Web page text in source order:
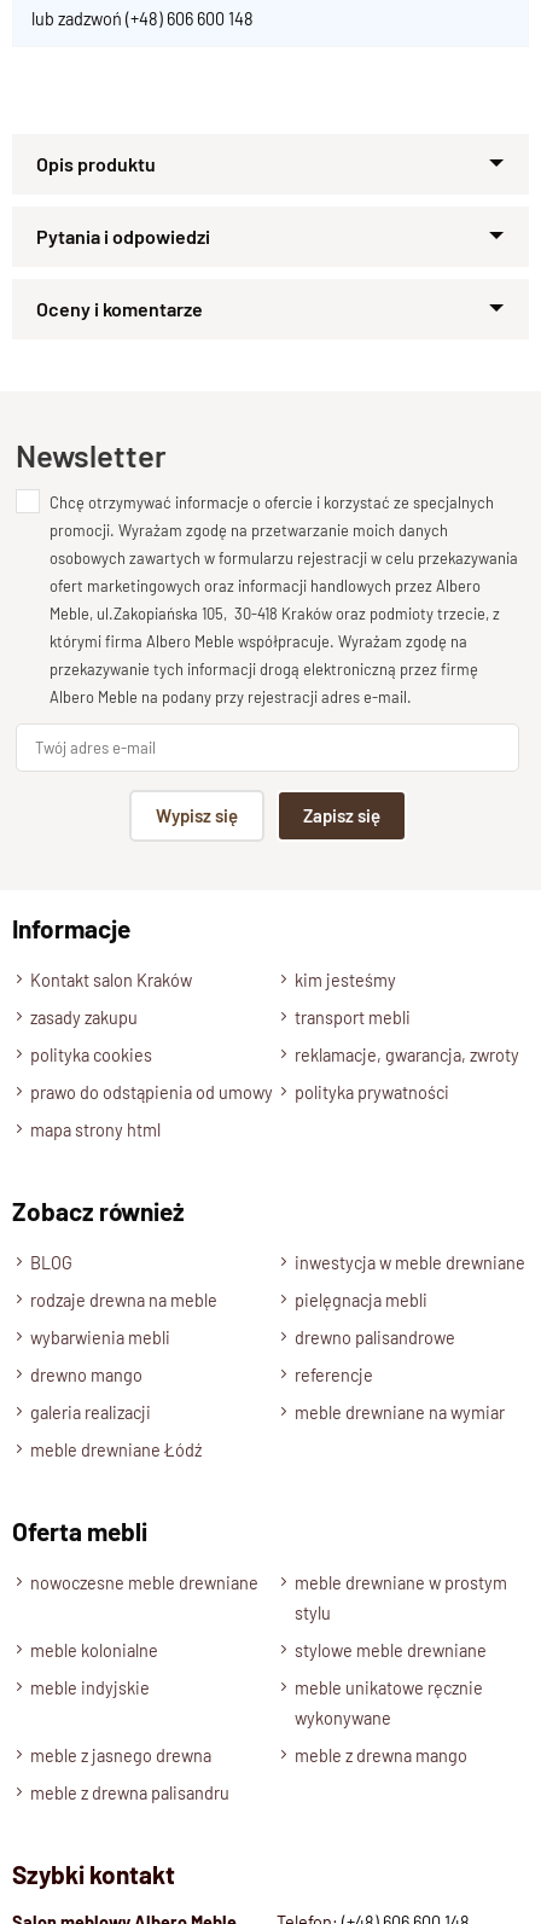
lub zadzwoń (+48) 606 600 148
Zapytaj o produkt
Dodaj opinię o produkcie
Twoja ocena
Bardzo dobry
Twoja opinia o produkcie
Podpis
Wyślij opinię
Newsletter
Chcę otrzymywać informacje o ofercie i korzystać ze specjalnych
promocji. Wyrażam zgodę na przetwarzanie moich danych
osobowych zawartych w formularzu rejestracji w celu przekazywania
ofert marketingowych oraz informacji handlowych przez Albero
Meble, ul.Zakopiańska 105, 30-418 Kraków oraz podmioty trzecie, z
którymi firma Albero Meble współpracuje. Wyrażam zgodę na
przekazywanie tych informacji drogą elektroniczną przez firmę
Albero Meble na podany przy rejestracji adres e-mail.
Wypisz się Zapisz się
Informacje
Kontakt salon Kraków
kim jesteśmy
zasady zakupu
transport mebli
polityka cookies
reklamacje, gwarancja, zwroty
prawo do odstąpienia od umowy
polityka prywatności
mapa strony html
Zobacz również
BLOG
inwestycja w meble drewniane
rodzaje drewna na meble
pielęgnacja mebli
wybarwienia mebli
drewno palisandrowe
drewno mango
referencje
galeria realizacji
meble drewniane na wymiar
meble drewniane Łódź
Oferta mebli
nowoczesne meble drewniane
meble drewniane w prostym
stylu
meble kolonialne
stylowe meble drewniane
meble indyjskie
meble unikatowe ręcznie
wykonywane
meble z jasnego drewna
meble z drewna mango
meble z drewna palisandru
Szybki kontakt